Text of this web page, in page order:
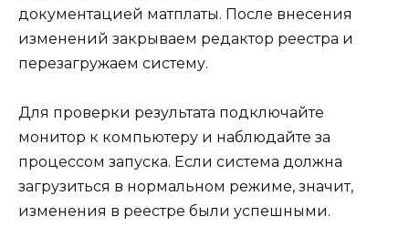
документацией матплаты. После внесения
изменений закрываем редактор реестра и
перезагружаем систему.
Для проверки результата подключайте
монитор к компьютеру и наблюдайте за
процессом запуска. Если система должна
загрузиться в нормальном режиме, значит,
изменения в реестре были успешными.